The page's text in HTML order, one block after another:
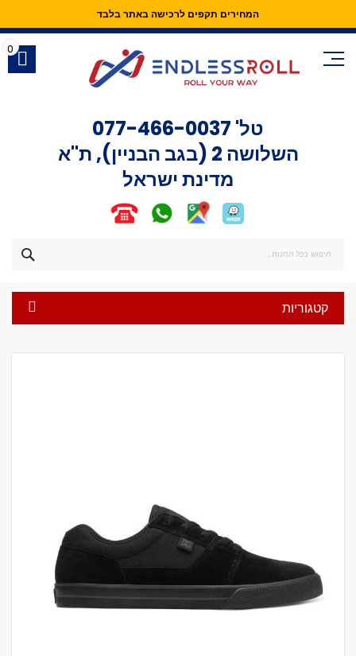
המחירים תקפים לרכישה באתר בלבד
Skip
Content
טל' 077-466-0037
השלושה 2 (בגב הבניין), ת"א
מדינת ישראל
0
קטגוריות